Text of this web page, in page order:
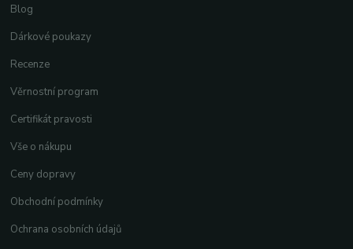
Blog
Dárkové poukazy
Recenze
Věrnostní program
Certifikát pravosti
Vše o nákupu
Ceny dopravy
Obchodní podmínky
Ochrana osobních údajů